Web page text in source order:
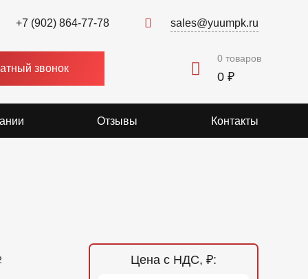
+7 (902) 864-77-78 sales@yuumpk.ru
звонок
0 товаров
0 ₽
Отзывы Контакты
Цена с НДС, ₽: